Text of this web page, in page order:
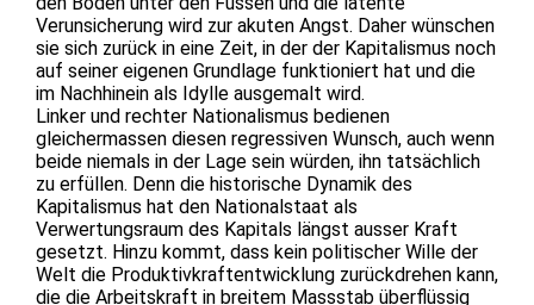
Verunsicherung wird zur akuten Angst. Daher wünschen
sie sich zurück in eine Zeit, in der der Kapitalismus noch
auf seiner eigenen Grundlage funktioniert hat und die
im Nachhinein als Idylle ausgemalt wird.
Linker und rechter Nationalismus bedienen
gleichermassen diesen regressiven Wunsch, auch wenn
beide niemals in der Lage sein würden, ihn tatsächlich
zu erfüllen. Denn die historische Dynamik des
Kapitalismus hat den Nationalstaat als
Verwertungsraum des Kapitals längst ausser Kraft
gesetzt. Hinzu kommt, dass kein politischer Wille der
Welt die Produktivkraftentwicklung zurückdrehen kann,
die die Arbeitskraft in breitem Massstab überflüssig